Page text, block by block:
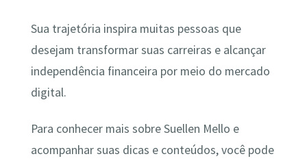
Sua trajetória inspira muitas pessoas que
desejam transformar suas carreiras e alcançar
independência financeira por meio do mercado
digital.
Para conhecer mais sobre Suellen Mello e
acompanhar suas dicas e conteúdos, você pode